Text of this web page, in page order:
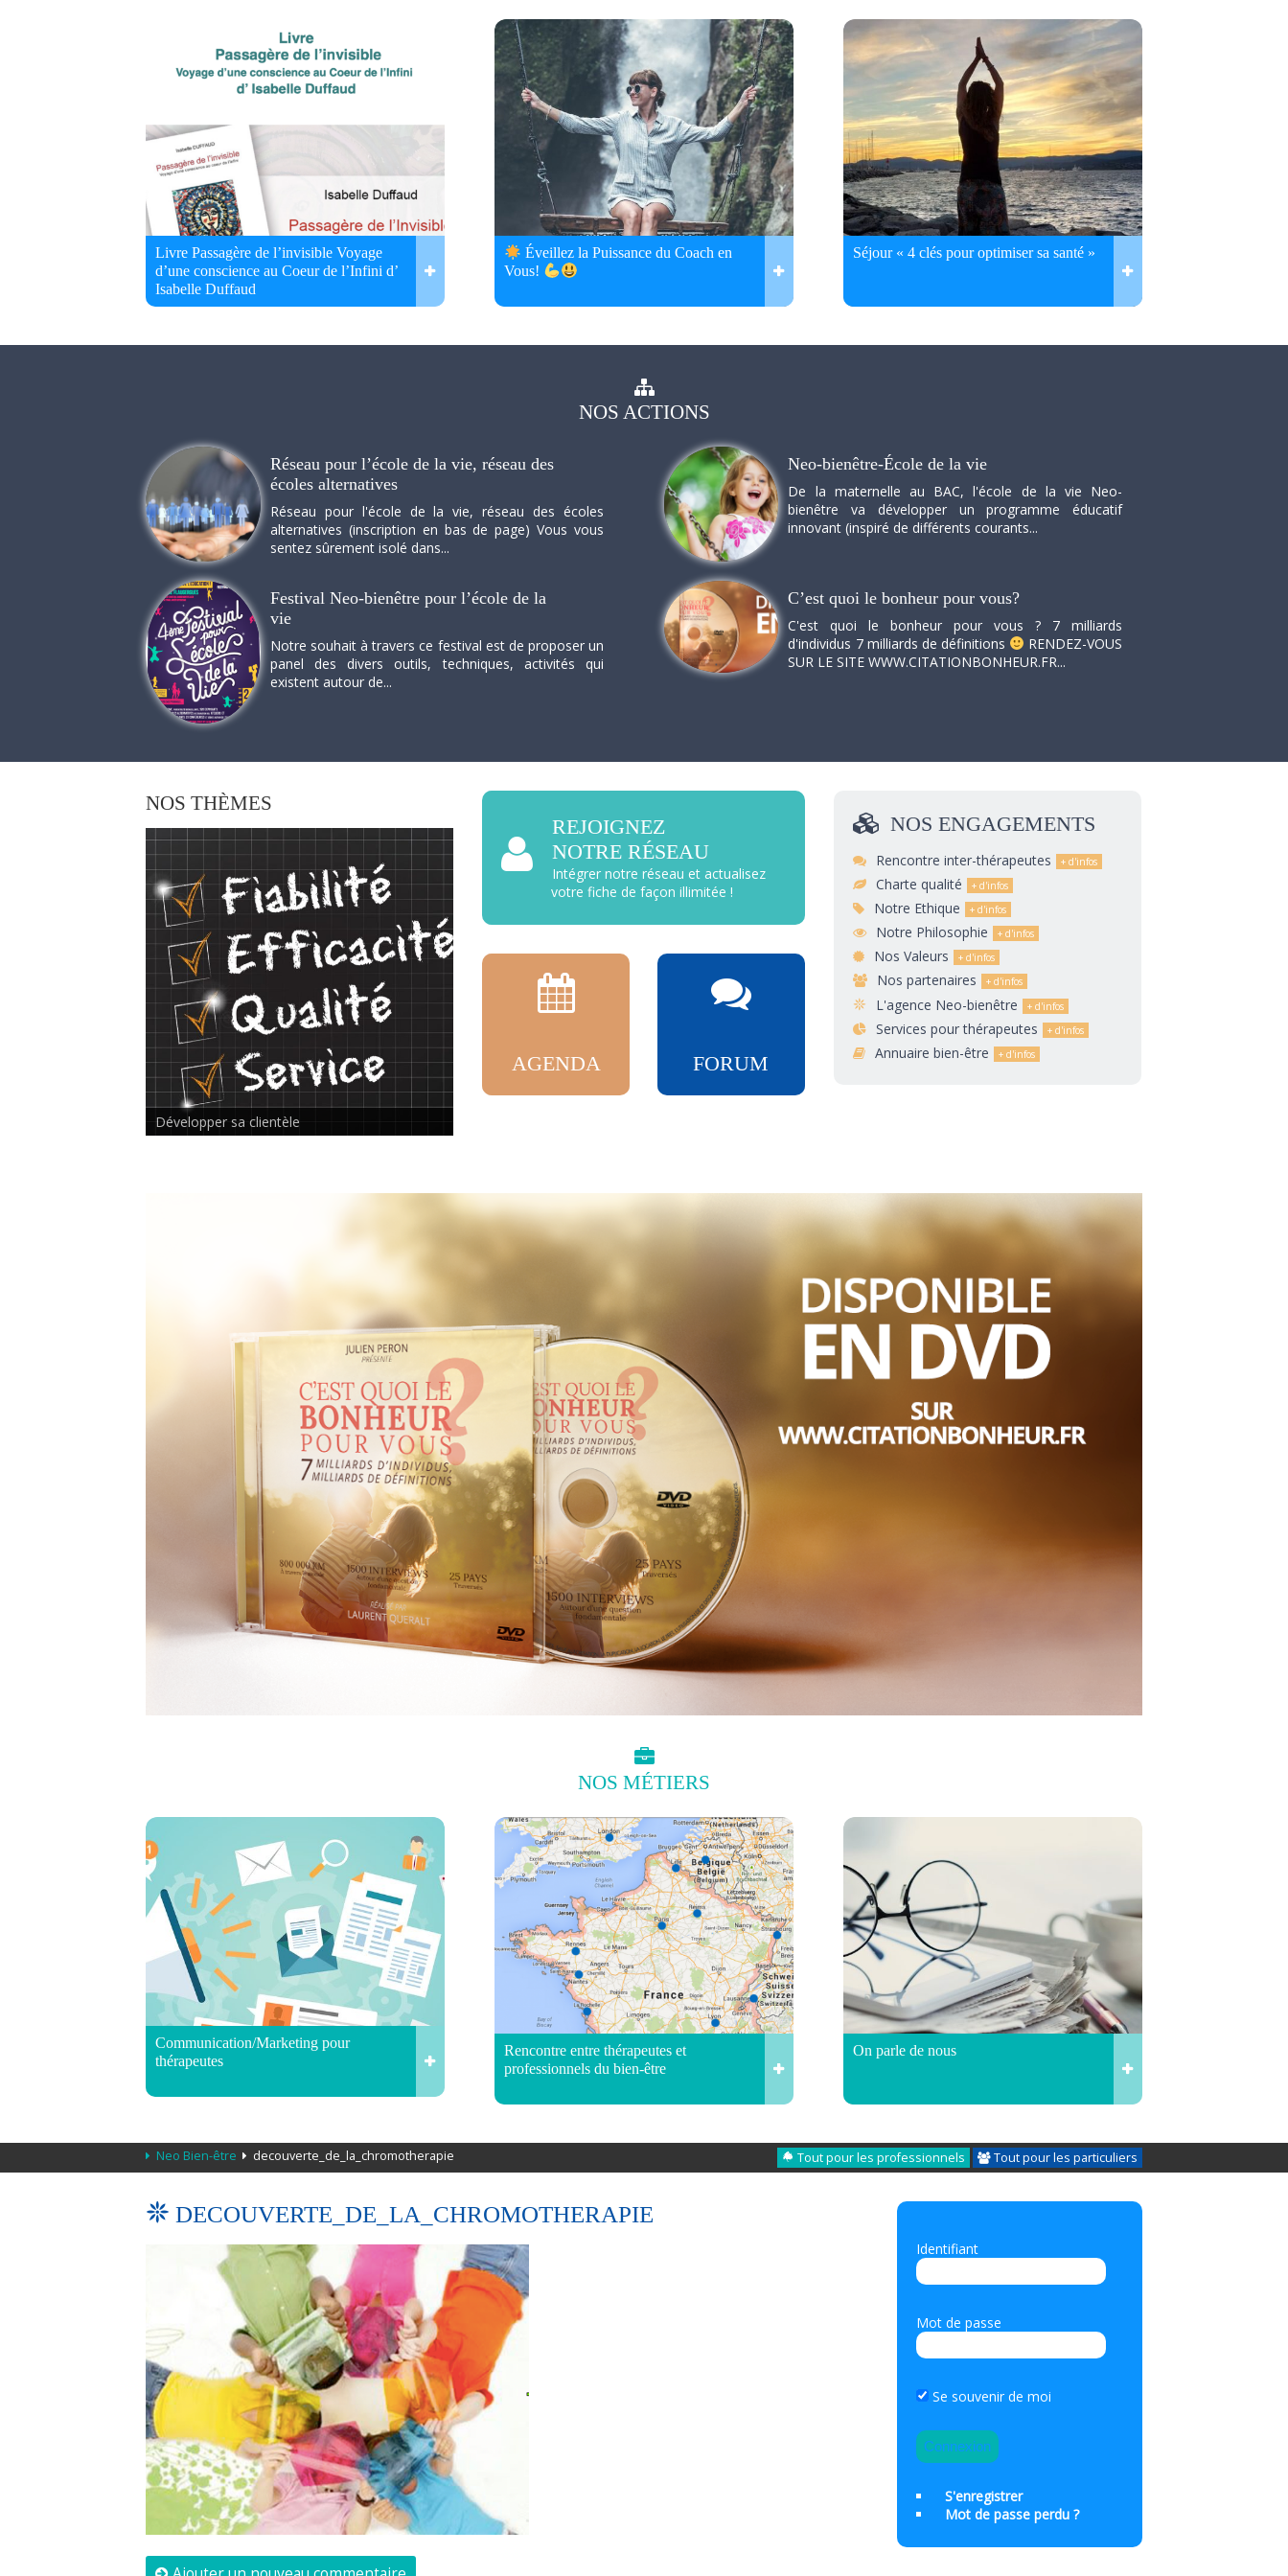
Livre Passagère de l’invisible Voyage
d’une conscience au Coeur de l’Infini d’
Isabelle Duffaud
Éveillez la Puissance du Coach en
Vous!
Séjour « 4 clés pour optimiser sa santé »
NOS ACTIONS
Réseau pour l’école de la vie, réseau des
écoles alternatives
Réseau pour l'école de la vie, réseau des écoles
alternatives (inscription en bas de page) Vous vous
sentez sûrement isolé dans...
Neo-bienêtre-École de la vie
De la maternelle au BAC, l'école de la vie Neo-
bienêtre va développer un programme éducatif
innovant (inspiré de différents courants...
Festival Neo-bienêtre pour l’école de la
vie
Notre souhait à travers ce festival est de proposer un
panel des divers outils, techniques, activités qui
existent autour de...
C’est quoi le bonheur pour vous?
C'est quoi le bonheur pour vous ? 7 milliards
d'individus 7 milliards de définitions
RENDEZ-VOUS
SUR LE SITE WWW.CITATIONBONHEUR.FR...
NOS THÈMES
Rencontre inter-thérapeutes
REJOIGNEZ
NOTRE RÉSEAU
Intégrer notre réseau et actualisez
votre fiche de façon illimitée !
AGENDA FORUM
NOS ENGAGEMENTS
Rencontre inter-thérapeutes
Charte qualité
Notre Ethique
Notre Philosophie
Nos Valeurs
Nos partenaires
L'agence Neo-bienêtre
Services pour thérapeutes
Annuaire bien-être
NOS MÉTIERS
Communication/Marketing pour
thérapeutes
Rencontre entre thérapeutes et
professionnels du bien-être
On parle de nous
Neo Bien-être decouverte_de_la_chromotherapie Tout pour les professionnels Tout pour les particuliers
DECOUVERTE_DE_LA_CHROMOTHERAPIE
Identifiant
Mot de passe
Se souvenir de moi
S'enregistrer
Mot de passe perdu ?